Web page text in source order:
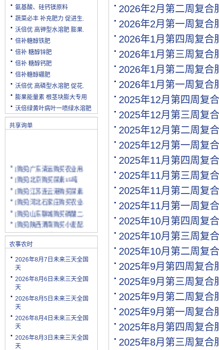
氨基酸、硅钙镁原料
蔬菜必丰 补充肥力 促进生.
沃倍优 高钾型水溶肥 膨果.
倍补糖醇铁肥
倍补 糖醇锌肥
倍补 糖醇钙肥
倍补糖醇硼肥
沃倍优 高磷型水溶肥 促花.
膨果能量素 根茎块膨大专用
沃倍绿黄叶病叶一喷绿水溶肥
共享询单
[购买]北京购买尿素15吨
[购买]河北石家庄购买农业.
[购买]陕西渭南购买小麦配.
[购买]云南玉溪购买尿素10.
[购买]山东潍坊购买复合肥.
[购买]四川绵阳购买尿素2.
[购买]天津购买小颗粒尿素.
[购买]内蒙古购买复合肥10.
[购买]天津购买大颗粒尿素.
[购买]河南新乡购买冲施肥.
[购买]山东济宁购买尿素10.
[购买]新疆克孜勒苏柯尔克.
农事农时
2026年8月7日未来三天全国
天
2026年8月6日未来三天全国
天
2026年8月5日未来三天全国
天
2026年8月4日未来三天全国
天
2026年8月3日未来三天全国
天
2026年2月第二周复合
2026年2月第一周复合
2026年1月第四周复合
2026年1月第三周复合
2026年1月第二周复合
2026年1月第一周复合
2025年12月第四周复
2025年12月第三周复
2025年12月第二周复
2025年12月第一周复
2025年11月第四周复
2025年11月第三周复
2025年11月第二周复
2025年11月第一周复
2025年10月第四周复
2025年10月第三周复
2025年10月第二周复
2025年9月第四周复合
2025年9月第三周复合
2025年9月第二周复合
2025年9月第一周复合
2025年8月第四周复合
2025年8月第三周复合